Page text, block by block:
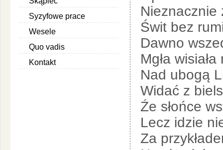
Syzyfowe prace
Wesele
Quo vadis
Kontakt
Nieznacznie
Świt bez
Dawno
Mgła
Nad ubogą
Widać z
Źe słońce
Lecz idzie
Za